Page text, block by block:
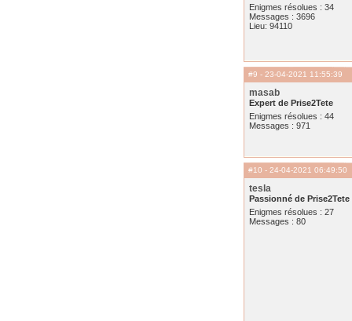
Enigmes résolues : 34
Messages : 3696
Lieu: 94110
#9 - 23-04-2021 11:55:39
masab
Expert de Prise2Tete
Enigmes résolues : 44
Messages : 971
#10 - 24-04-2021 06:49:50
tesla
Passionné de Prise2Tete
Enigmes résolues : 27
Messages : 80